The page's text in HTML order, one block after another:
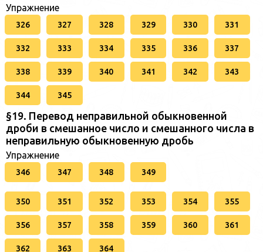
Упражнение
326 327 328 329 330 331
332 333 334 335 336 337
338 339 340 341 342 343
344 345
§19. Перевод неправильной обыкновенной
дроби в смешанное число и смешанного числа в
неправильную обыкновенную дробь
Упражнение
346 347 348 349
350 351 352 353 354 355
356 357 358 359 360 361
362 363 364